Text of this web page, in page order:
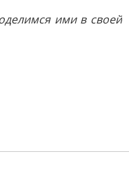
ими в своей